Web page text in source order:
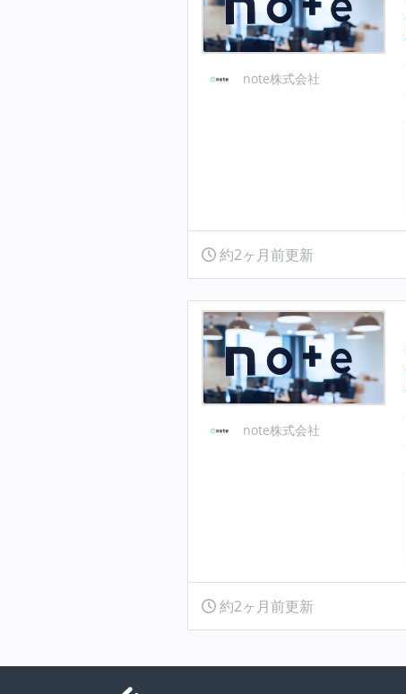
note株式会社
約2ヶ月前更新
note株式会社
約2ヶ月前更新